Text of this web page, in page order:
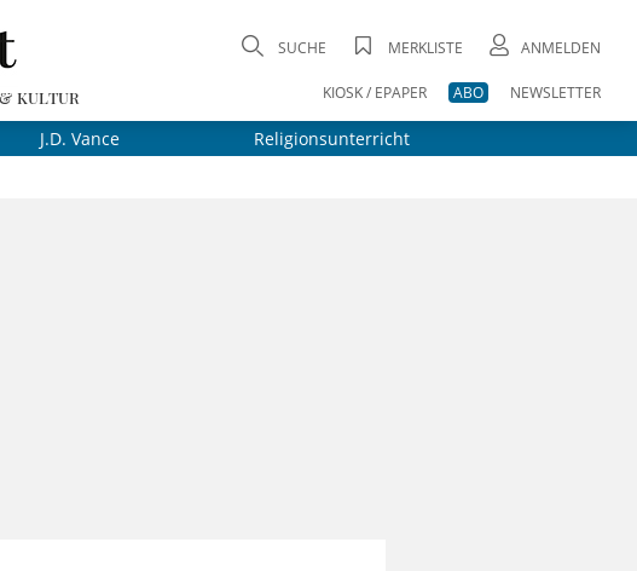
KULTUR
SUCHE MERKLISTE ANMELDEN
KIOSK / EPAPER ABO NEWSLETTER
J.D. Vance Religionsunterricht